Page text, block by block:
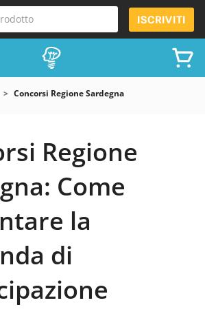
ISCRIVITI
Concorsi Regione Sardegna
Regione
Come
la
di